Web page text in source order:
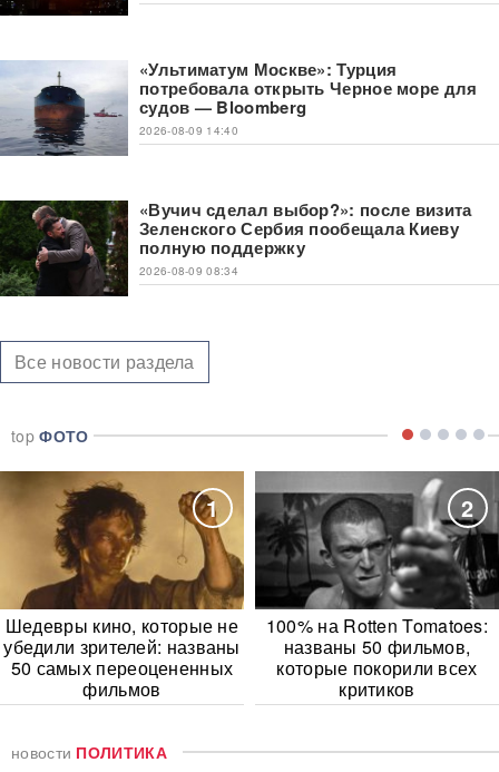
«Ультиматум Москве»: Турция
потребовала открыть Черное море для
судов — Bloomberg
2026-08-09 14:40
«Вучич сделал выбор?»: после визита
Зеленского Сербия пообещала Киеву
полную поддержку
2026-08-09 08:34
Все новости раздела
topФОТО
1
Шедевры кино, которые не
убедили зрителей: названы
50 самых переоцененных
фильмов
2
100% на Rotten Tomatoes:
названы 50 фильмов,
которые покорили всех
критиков
новости ПОЛИТИКА